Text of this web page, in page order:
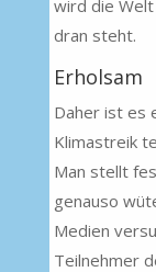
wird die
dran steht.
Erholsam
Daher ist es
Klimastreik
Man stellt
genauso
Medien
Teilnehmer